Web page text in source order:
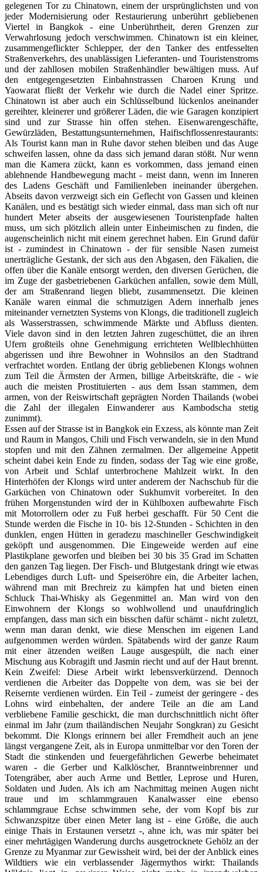
gelegenen Tor zu Chinatown, einem der ursprünglichsten und von
jeder Modernisierung oder Restaurierung unberührt gebliebenen
Viertel in Bangkok - eine Unberührtheit, deren Grenzen zur
Verwahrlosung jedoch verschwimmen. Chinatown ist ein kleiner,
zusammengeflickter Schlepper, der den Tanker des entfesselten
Straßenverkehrs, des unablässigen Lieferanten- und Touristenstroms
und der zahllosen mobilen Straßenhändler bewältigen muss. Auf
den entgegengesetzten Einbahnstrassen Charoen Krung und
Yaowarat fließt der Verkehr wie durch die Nadel einer Spritze.
Chinatown ist aber auch ein Schlüsselbund lückenlos aneinander
gereihter, kleinerer und größerer Läden, die wie Garagen konzipiert
sind und zur Strasse hin offen stehen. Eisenwarengeschäfte,
Gewürzläden, Bestattungsunternehmen, Haifischflossenrestaurants:
Als Tourist kann man in Ruhe davor stehen bleiben und das Auge
schweifen lassen, ohne da dass sich jemand daran stößt. Nur wenn
man die Kamera zückt, kann es vorkommen, dass jemand einen
ablehnende Handbewegung macht - meist dann, wenn im Inneren
des Ladens Geschäft und Familienleben ineinander übergehen.
Abseits davon verzweigt sich ein Geflecht von Gassen und kleinen
Kanälen, und es bestätigt sich wieder einmal, dass man sich oft nur
hundert Meter abseits der ausgewiesenen Touristenpfade halten
muss, um sich plötzlich allein unter Einheimischen zu finden, die
augenscheinlich nicht mit einem gerechnet haben. Ein Grund dafür
ist - zumindest in Chinatown - der für sensible Nasen zumeist
unerträgliche Gestank, der sich aus den Abgasen, den Fäkalien, die
offen über die Kanäle entsorgt werden, den diversen Gerüchen, die
im Zuge der gasbetriebenen Garküchen anfallen, sowie dem Müll,
der am Straßenrand liegen bliebt, zusammensetzt. Die kleinen
Kanäle waren einmal die schmutzigen Adern innerhalb jenes
miteinander vernetzten Systems von Klongs, die traditionell zugleich
als Wasserstrassen, schwimmende Märkte und Abfluss dienten.
Viele davon sind in den letzten Jahren zugeschüttet, die an ihren
Ufern großteils ohne Genehmigung errichteten Wellblechhütten
abgerissen und ihre Bewohner in Wohnsilos an den Stadtrand
verfrachtet worden. Entlang der übrig gebliebenen Klongs wohnen
zum Teil die Ärmsten der Armen, billige Arbeitskräfte, die - wie
auch die meisten Prostituierten - aus dem Issan stammen, dem
armen, von der Reiswirtschaft geprägten Norden Thailands (wobei
die Zahl der illegalen Einwanderer aus Kambodscha stetig
zunimmt).
Essen auf der Strasse ist in Bangkok ein Exzess, als könnte man Zeit
und Raum in Mangos, Chili und Fisch verwandeln, sie in den Mund
stopfen und mit den Zähnen zermalmen. Der allgemeine Appetit
scheint dabei kein Ende zu finden, sodass der Tag wie eine große,
von Arbeit und Schlaf unterbrochene Mahlzeit wirkt. In den
Hinterhöfen der Klongs wird unter anderem der Nachschub für die
Garküchen von Chinatown oder Sukhumvit vorbereitet. In den
frühen Morgenstunden wird der in Kühlboxen aufbewahrte Fisch
mit Motorrollern oder zu Fuß herbei geschafft. Für 50 Cent die
Stunde werden die Fische in 10- bis 12-Stunden - Schichten in den
dunklen, engen Hütten in geradezu maschineller Geschwindigkeit
geköpft und ausgenommen. Die Eingeweide werden auf eine
Plastikplane geworfen und bleiben bei 30 bis 35 Grad im Schatten
den ganzen Tag liegen. Der Fisch- und Blutgestank dringt wie etwas
Lebendiges durch Luft- und Speiseröhre ein, die Arbeiter lachen,
während man mit Brechreiz zu kämpfen hat und bieten einen
Schluck Thai-Whisky als Gegenmittel an. Man wird von den
Einwohnern der Klongs so wohlwollend und unaufdringlich
empfangen, dass man sich ein bisschen dafür schämt - nicht zuletzt,
wenn man daran denkt, wie diese Menschen im eigenen Land
aufgenommen werden würden. Spätabends wird der ganze Raum
mit einer ätzenden weißen Lauge ausgespült, die nach einer
Mischung aus Kobragift und Jasmin riecht und auf der Haut brennt.
Kein Zweifel: Diese Arbeit wirkt lebensverkürzend. Dennoch
verdienen die Arbeiter das Doppelte von dem, was sie bei der
Reisernte verdienen würden. Ein Teil - zumeist der geringere - des
Lohns wird einbehalten, der andere Teile an die am Land
verbliebene Familie geschickt, die man durchschnittlich nicht öfter
einmal im Jahr (zum thailändischen Neujahr Songkran) zu Gesicht
bekommt. Die Klongs erinnern bei aller Fremdheit auch an jene
längst vergangene Zeit, als in Europa unmittelbar vor den Toren der
Stadt die stinkenden und feuergefährlichen Gewerbe beheimatet
waren - die Gerber und Kalklöscher, Branntweinbrenner und
Totengräber, aber auch Arme und Bettler, Leprose und Huren,
Soldaten und Juden. Als ich am Nachmittag meinen Augen nicht
traue und im schlammgrauen Kanalwasser eine ebenso
schlammgraue Echse schwimmen sehe, der vom Kopf bis zur
Schwanzspitze über einen Meter lang ist - eine Größe, die auch
einige Thais in Erstaunen versetzt -, ahne ich, was mir später bei
einer mehrtägigen Wanderung durchs ausgetrocknete Gehölz an der
Grenze zu Myanmar zur Gewissheit wird, bei der der Anblick eines
Wildtiers wie ein verblassender Jägermythos wirkt: Thailands